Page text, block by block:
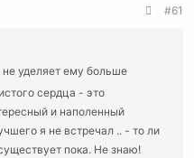
#61
уделяет ему больше
сердца - это
и наполенный
я не встречал .. - то ли
пока. Не знаю!